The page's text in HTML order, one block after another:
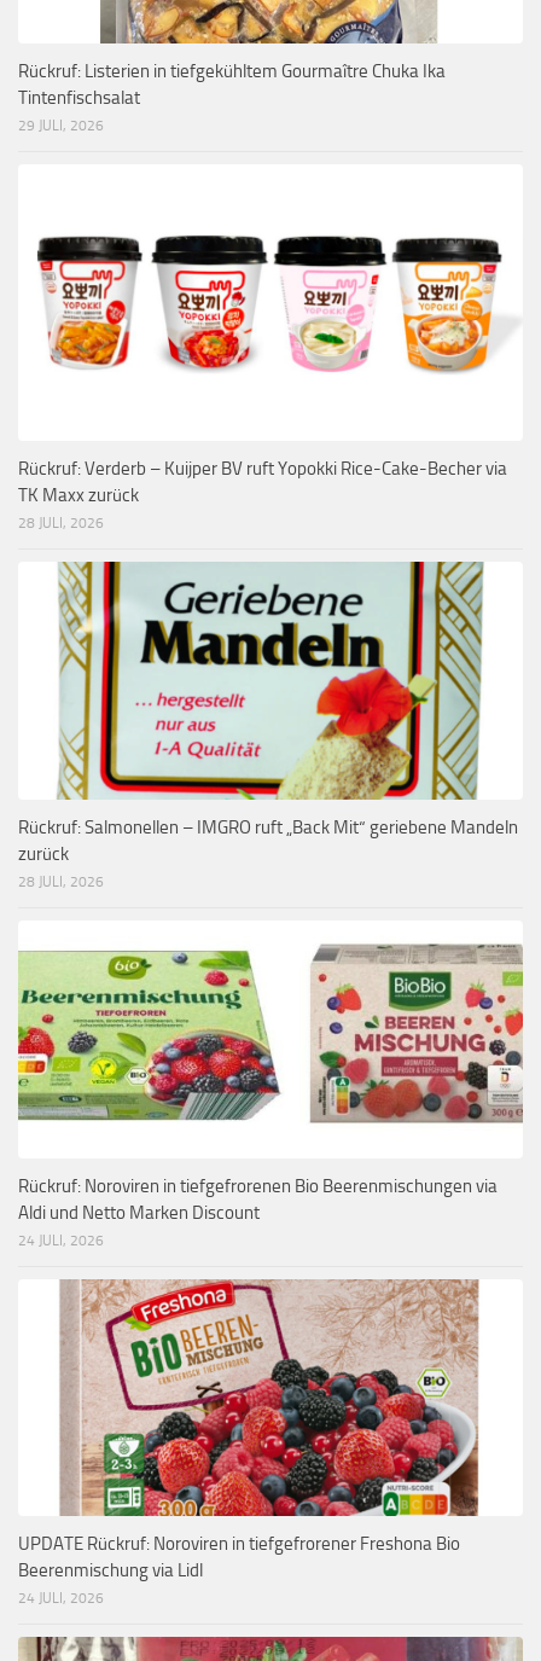
Rückruf: Listerien in tiefgekühltem Gourmaître Chuka Ika
Tintenfischsalat
29 JULI, 2026
Rückruf: Verderb – Kuijper BV ruft Yopokki Rice-Cake-Becher via
TK Maxx zurück
28 JULI, 2026
Rückruf: Salmonellen – IMGRO ruft „Back Mit“ geriebene Mandeln
zurück
28 JULI, 2026
Rückruf: Noroviren in tiefgefrorenen Bio Beerenmischungen via
Aldi und Netto Marken Discount
24 JULI, 2026
UPDATE Rückruf: Noroviren in tiefgefrorener Freshona Bio
Beerenmischung via Lidl
24 JULI, 2026